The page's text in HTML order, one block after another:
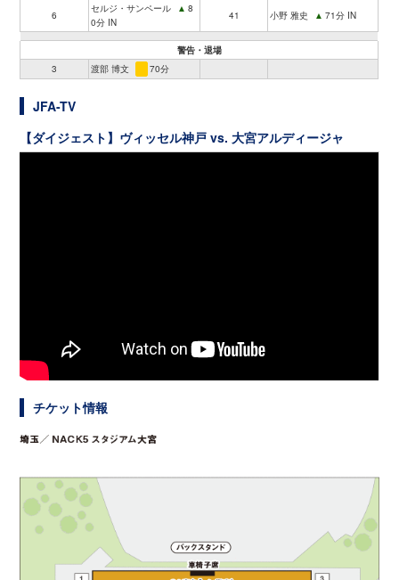
6
セルジ・サンペール ▲ 8
0分 IN
41 小野 雅史 ▲ 71分 IN
警告・退場
3
渡部 博文 70分
JFA-TV
【ダイジェスト】ヴィッセル神戸 vs. 大宮アルディージャ
チケット情報